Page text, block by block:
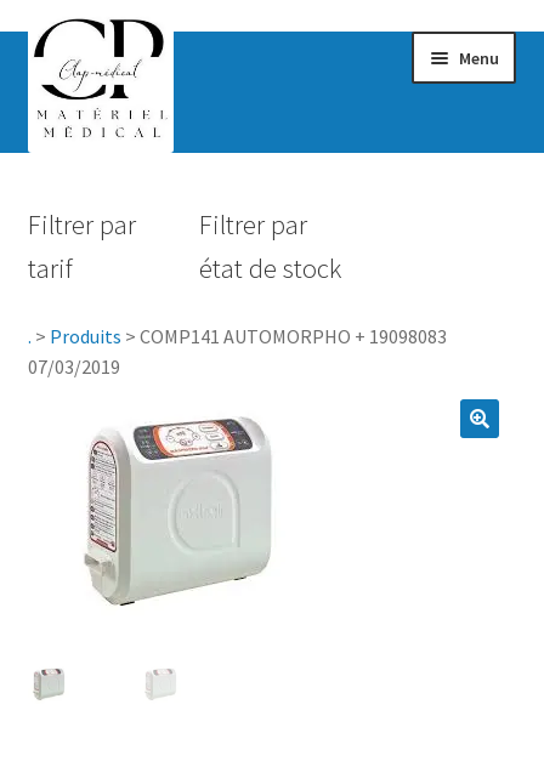
Menu
Hygiène
Accessoires Salle de bain
Vêtements & Chaussures
Sécurité
Filtrer par
tarif
Filtrer par
état de stock
. > Produits > COMP141 AUTOMORPHO + 19098083
07/03/2019